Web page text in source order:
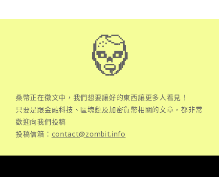
桑幣正在徵文中，我們想要讓好的東西讓更多人看見！
只要是跟金融科技、區塊鏈及加密貨幣相關的文章，都非常
歡迎向我們投稿
投稿信箱： contact@zombit.info